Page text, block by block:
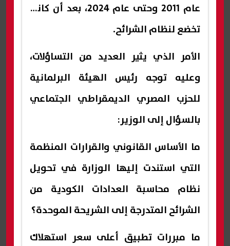
عام 2011 وحتى عام 2024، بعد أن كانت
تخضع لنظام الشرائح.
الأمر الذي يثير العديد من التساؤلات،
وعليه توجه رئيس الهيئة البرلمانية
للحزب المصري الديمقراطي الجتماعي
بالسؤال إلى الوزير:
ما الأساس القانوني والقرارات المنظمة
التي استندت إليها الوزارة في تحويل
نظام محاسبة العدادات الكودية من
الشرائح المتدرجة إلى الشريحة الموحدة؟
ما مبررات تطبيق أعلى سعر استهلاك